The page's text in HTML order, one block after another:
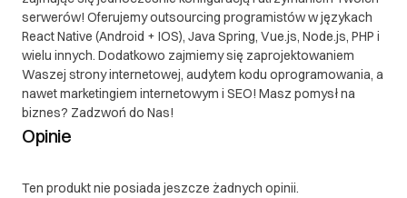
serwerów! Oferujemy outsourcing programistów w językach
React Native (Android + IOS), Java Spring, Vue.js, Node.js, PHP i
wielu innych. Dodatkowo zajmiemy się zaprojektowaniem
Waszej strony internetowej, audytem kodu oprogramowania, a
nawet marketingiem internetowym i SEO! Masz pomysł na
biznes? Zadzwoń do Nas!
Opinie
Ten produkt nie posiada jeszcze żadnych opinii.